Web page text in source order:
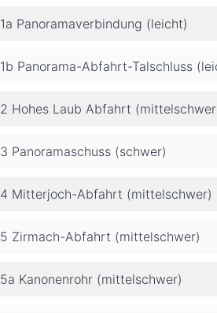
1a Panoramaverbindung (leicht)
1b Panorama-Abfahrt-Talschluss
2 Hohes Laub Abfahrt
3 Panoramaschuss (schwer)
4 Mitterjoch-Abfahrt (mittelschwer)
5 Zirmach-Abfahrt (mittelschwer)
5a Kanonenrohr (mittelschwer)